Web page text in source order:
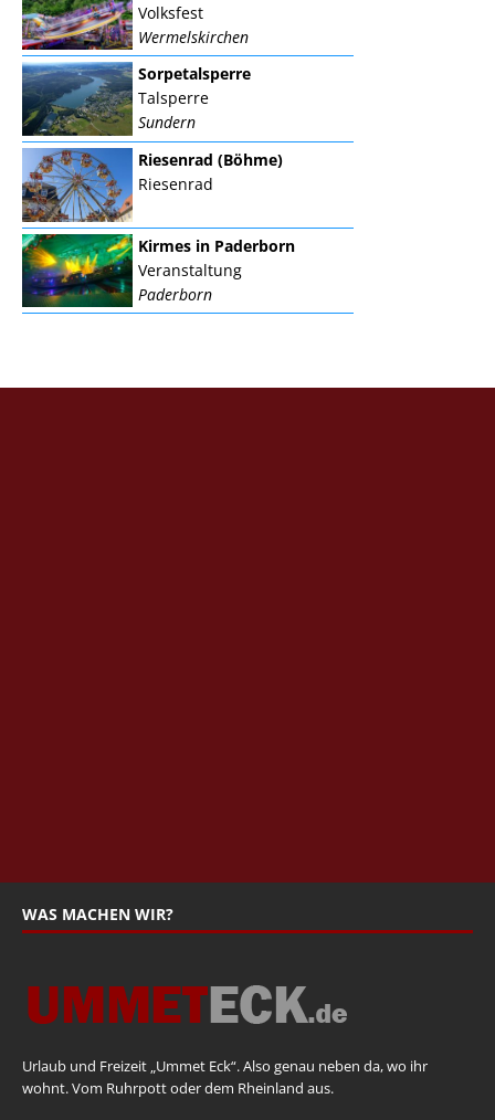
Volksfest
Wermelskirchen
Sorpetalsperre
Talsperre
Sundern
Riesenrad (Böhme)
Riesenrad
Kirmes in Paderborn
Veranstaltung
Paderborn
WAS MACHEN WIR?
Urlaub und Freizeit „Ummet Eck“. Also genau neben da, wo ihr
wohnt. Vom Ruhrpott oder dem Rheinland aus.